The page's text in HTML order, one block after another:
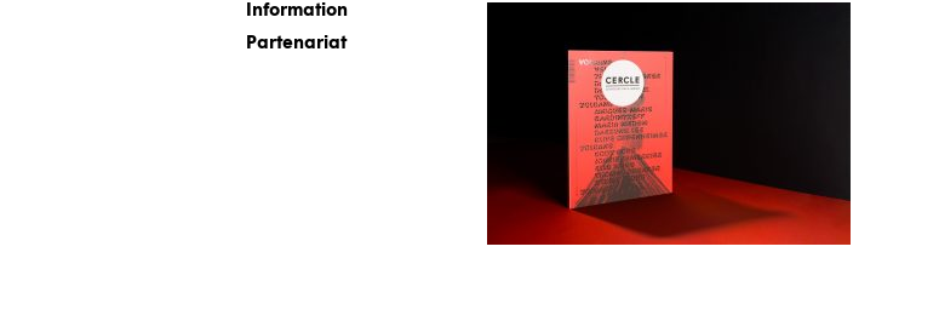
Information
Partenariat